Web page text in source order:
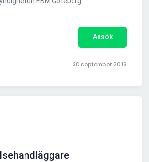
Ansök
30 september 2013